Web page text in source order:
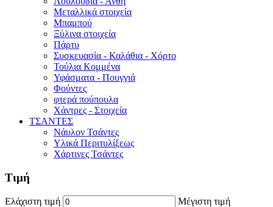
Μεταλλικά στοιχεία
Μπαμπού
Ξύλινα στοιχεία
Πάρτυ
Συσκευασία - Καλάθια - Χόρτο
Τούλια Κομμένα
Υφάσματα - Πουγγιά
Φούντες
φτερά πούπουλα
Χάντρες - Στοιχεία
ΤΣΑΝΤΕΣ
Νάυλον Τσάντες
Υλικά Περιτυλίξεως
Χάρτινες Τσάντες
Τιμή
Ελάχιστη τιμή Μέγιστη τιμή